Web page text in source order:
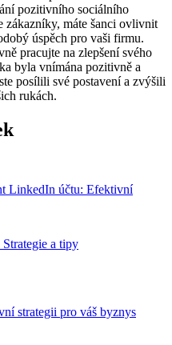
pozitivního sociálního
zákazníky, máte šanci ovlivnit
úspěch pro vaši firmu.
pracujte na zlepšení svého
byla vnímána pozitivně a
posílili své postavení a zvýšili
rukách.
LinkedIn účtu: Efektivní
a tipy